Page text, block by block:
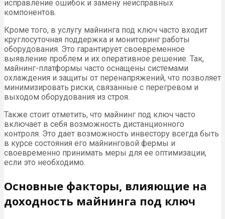
исправление ошибок и замену неисправных
компонентов.
Кроме того, в услугу майнинга под ключ часто входит
круглосуточная поддержка и мониторинг работы
оборудования. Это гарантирует своевременное
выявление проблем и их оперативное решение. Так,
майнинг-платформы часто оснащены системами
охлаждения и защиты от перенапряжений, что позволяет
минимизировать риски, связанные с перегревом и
выходом оборудования из строя.
Также стоит отметить, что майнинг под ключ часто
включает в себя возможность дистанционного
контроля. Это дает возможность инвестору всегда быть
в курсе состояния его майнинговой фермы и
своевременно принимать меры для ее оптимизации,
если это необходимо.
Основные факторы, влияющие на
доходность майнинга под ключ